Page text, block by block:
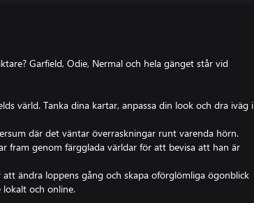
Garfield, Odie, Nermal och hela gänget står vid
värld. Tanka dina kartar, anpassa din look och dra iväg i
där det väntar överraskningar runt varenda hörn.
fram genom färgglada världar för att bevisa att han är
ändra loppens gång och skapa oförglömliga ögonblick
lokalt och online.